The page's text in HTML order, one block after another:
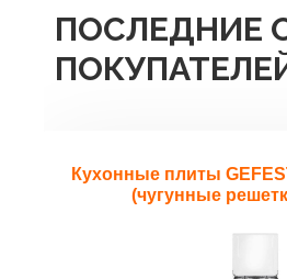
ПОСЛЕДНИЕ
Кухонные плиты
(чугунные